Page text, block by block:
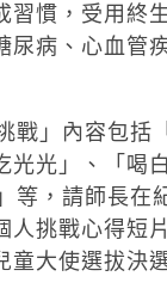
習慣，受用終
尿病、心血管
戰」內容包括
光光」、「喝
等，請師長在
人挑戰心得短
童大使選拔決